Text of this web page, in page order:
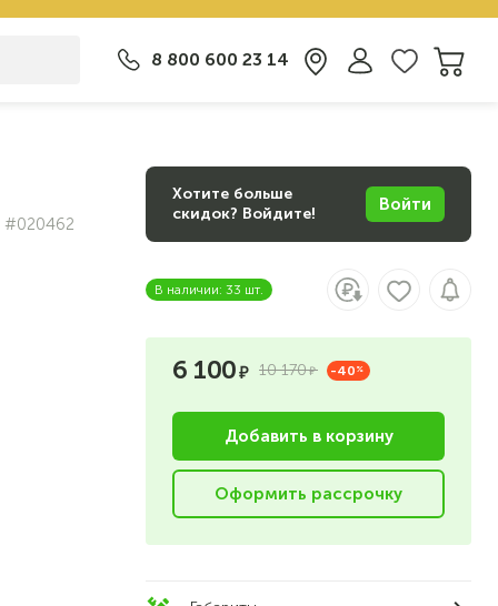
8 800 600 23 14
#020462
Хотите больше
скидок? Войдите!
Войти
В наличии: 33 шт.
6 100 10 170 -40 %
Добавить в корзину
Оформить рассрочку